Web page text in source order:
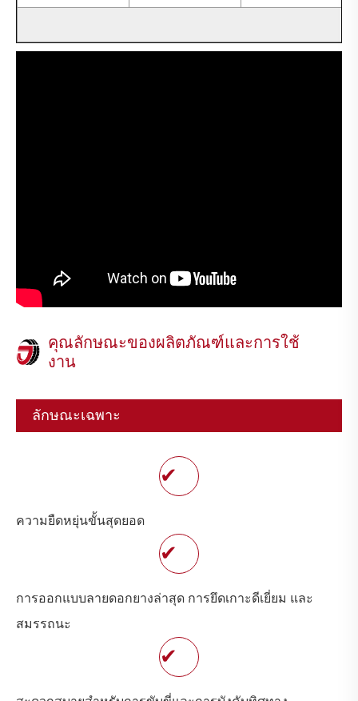
คุณลักษณะของผลิตภัณฑ์และการใช้
งาน
ลักษณะเฉพาะ
✔
ความยืดหยุ่นขั้นสุดยอด
✔
การออกแบบลายดอกยางล่าสุด การยึดเกาะดีเยี่ยม และ
สมรรถนะ
✔